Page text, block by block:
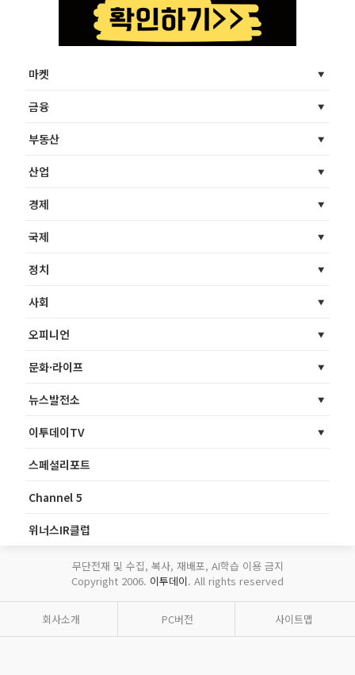
마켓
금융
부동산
산업
경제
국제
정치
사회
오피니언
문화·라이프
뉴스발전소
이투데이TV
스페셜리포트
Channel 5
위너스IR클럽
무단전재 및 수집, 복사, 재배포, AI학습 이용 금지
Copyright 2006. 이투데이. All rights reserved
회사소개 PC버전 사이트맵